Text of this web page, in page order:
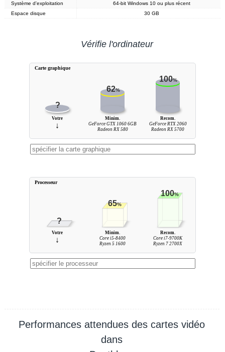
Système d'exploitation
64-bit Windows 10 ou plus récent
Espace disque
30 GB
Vérifie l'ordinateur
?
62%
100%
Votre
↓
Minim.
GeForce GTX 1060 6GB
Radeon RX 580
Recom.
GeForce RTX 2060
Radeon RX 5700
Carte graphique
?
65%
100%
Votre
↓
Minim.
Core i5-8400
Ryzen 5 1600
Recom.
Core i7-9700K
Ryzen 7 2700X
Processeur
Performances attendues des cartes vidéo
dans